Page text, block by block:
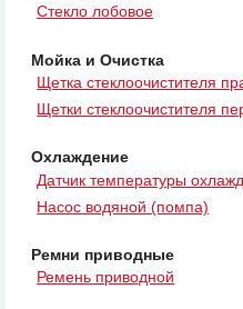
Стекло лобовое
Мойка и Очистка
Щетка стеклоочистителя
Щетки стеклоочистителя
Охлаждение
Датчик температуры
Насос водяной (помпа)
Ремни приводные
Ремень приводной